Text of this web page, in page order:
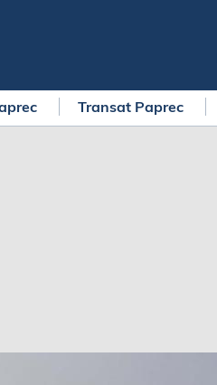
Transat Paprec